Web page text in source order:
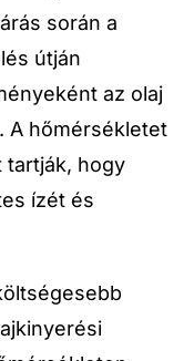
során a
útján
az olaj
A hőmérsékletet
tartják, hogy
ízét és